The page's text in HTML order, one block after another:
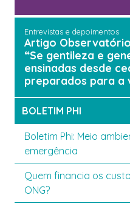
Entrevistas e depoimentos
Artigo
“Se gentileza e
ensinadas desde
preparados para a
BOLETIM PHI
Boletim Phi: Meio
emergência
Quem financia os
ONG?